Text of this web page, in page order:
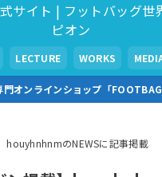
サイト | フットバッグ世
ピオン
LECTURE WORKS
門オンラインショップ「FOOTBAG
houyhnhnmのNEWSに記事掲載